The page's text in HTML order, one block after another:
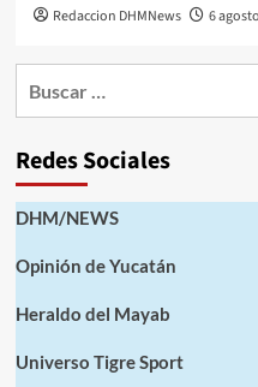
Redaccion DHMNews 6
Redes Sociales
DHM/NEWS
Opinión de Yucatán
Heraldo del Mayab
Universo Tigre Sport